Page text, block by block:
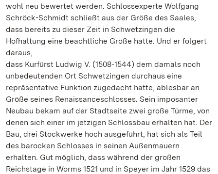
wohl neu bewertet werden. Schlossexperte Wolfgang
Schröck-Schmidt schließt aus der Größe des Saales,
dass bereits zu dieser Zeit in Schwetzingen die
Hofhaltung eine beachtliche Größe hatte. Und er folgert
daraus,
dass Kurfürst Ludwig V. (1508-1544) dem damals noch
unbedeutenden Ort Schwetzingen durchaus eine
repräsentative Funktion zugedacht hatte, ablesbar an
Größe seines Renaissanceschlosses. Sein imposanter
Neubau bekam auf der Stadtseite zwei große Türme, von
denen sich einer im jetzigen Schlossbau erhalten hat. Der
Bau, drei Stockwerke hoch ausgeführt, hat sich als Teil
des barocken Schlosses in seinen Außenmauern
erhalten. Gut möglich, dass während der großen
Reichstage in Worms 1521 und in Speyer im Jahr 1529 das